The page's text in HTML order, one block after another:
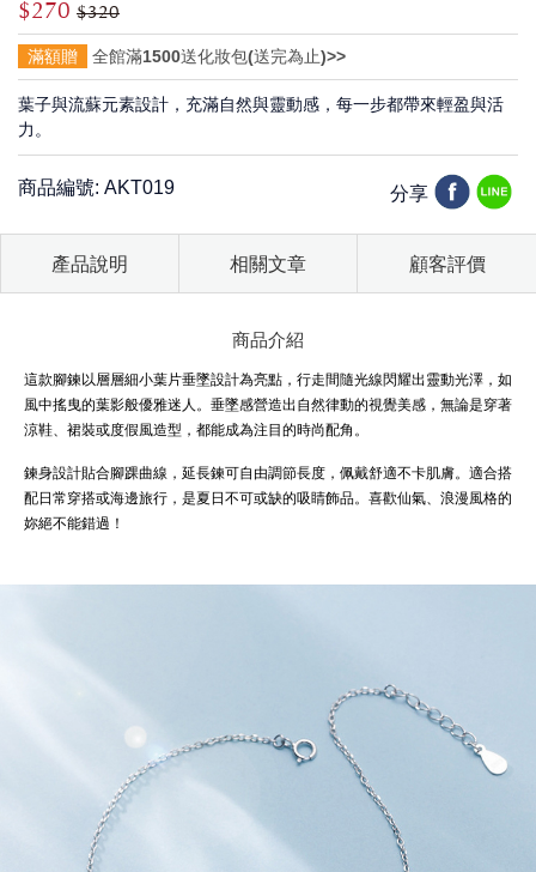
$270 $320
滿額贈 全館滿1500送化妝包(送完為止)>>
葉子與流蘇元素設計，充滿自然與靈動感，每一步都帶來輕盈與活
力。
商品編號: AKT019 分享
產品說明 相關文章 顧客評價
商品介紹
這款腳鍊以層層細小葉片垂墜設計為亮點，行走間隨光線閃耀出靈動光澤，如
風中搖曳的葉影般優雅迷人。垂墜感營造出自然律動的視覺美感，無論是穿著
涼鞋、裙裝或度假風造型，都能成為注目的時尚配角。
鍊身設計貼合腳踝曲線，延長鍊可自由調節長度，佩戴舒適不卡肌膚。適合搭
配日常穿搭或海邊旅行，是夏日不可或缺的吸睛飾品。喜歡仙氣、浪漫風格的
妳絕不能錯過！